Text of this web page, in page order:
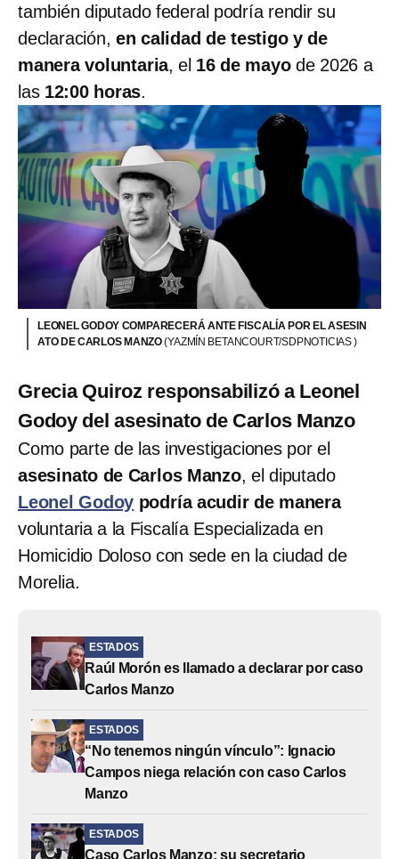
también diputado federal podría rendir su
declaración,en calidad de testigo y de
manera voluntaria, el 16 de mayode 2026 a
las 12:00 horas.
LEONEL GODOY COMPARECERÁ ANTE FISCALÍA POR EL ASESIN
ATO DE CARLOS MANZO(YAZMÍN BETANCOURT/SDPNOTICIAS )
Grecia Quiroz responsabilizó a Leonel
Godoy del asesinato de Carlos Manzo
Como parte de las investigaciones por el
asesinato de Carlos Manzo, el diputado
Leonel Godoy podría acudir de manera
voluntaria a la Fiscalía Especializada en
Homicidio Doloso con sede en la ciudad de
Morelia.
ESTADOS
Raúl Morón es llamado a declarar por caso
Carlos Manzo
ESTADOS
“No tenemos ningún vínculo”: Ignacio
Campos niega relación con caso Carlos
Manzo
ESTADOS
Caso Carlos Manzo: su secretario